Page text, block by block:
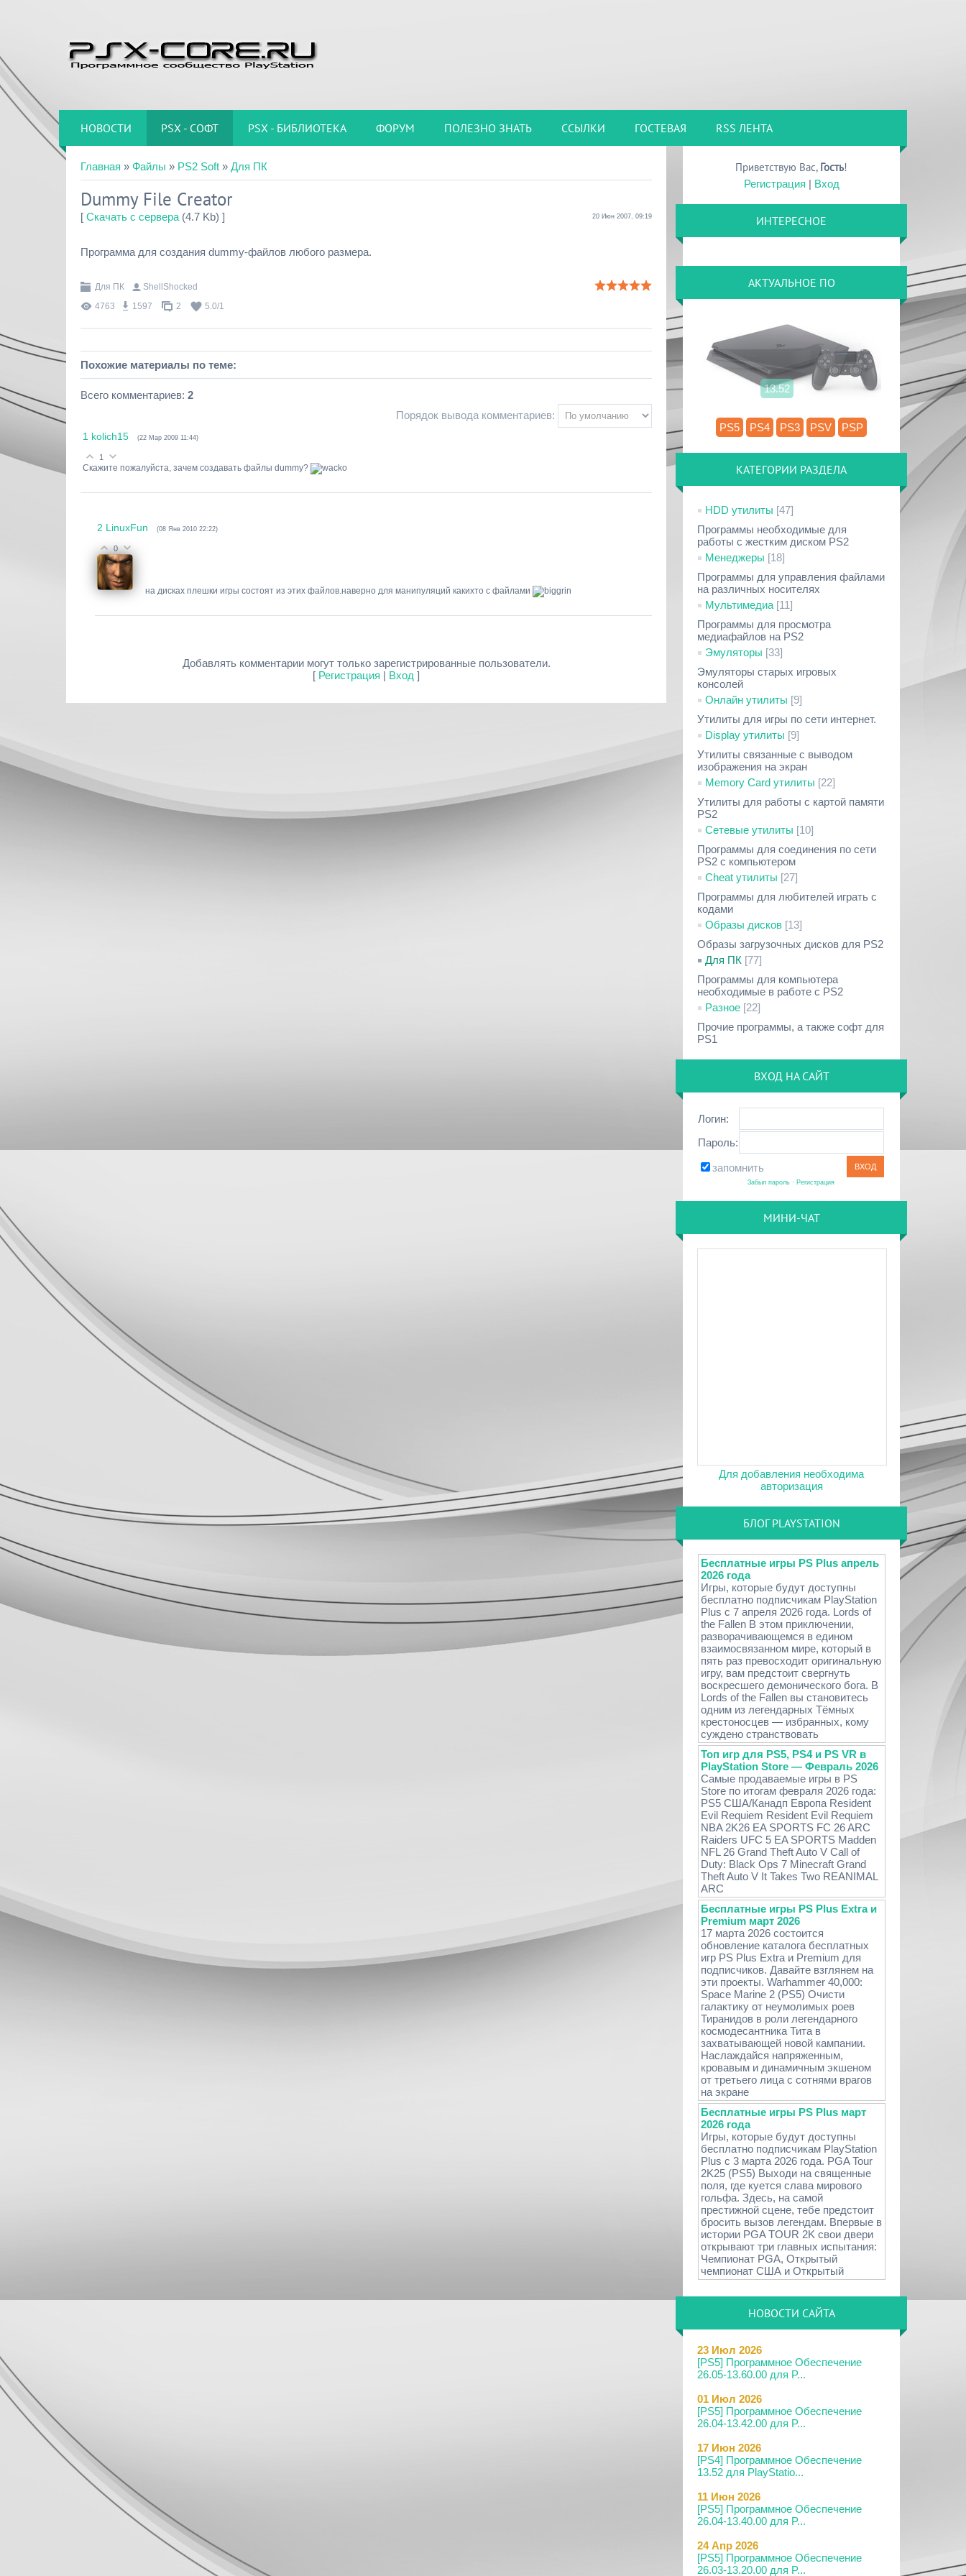
НОВОСТИ PSX - СОФТ PSX - БИБЛИОТЕКА ФОРУМ ПОЛЕЗНО ЗНАТЬ ССЫЛКИ ГОСТЕВАЯ RSS ЛЕНТА
Главная » Файлы » PS2 Soft » Для ПК
Dummy File Creator
[ Скачать с сервера (4.7 Kb) ] 20 Июн 2007, 09:19
Программа для создания dummy-файлов любого размера.
Для ПК
ShellShocked
4763
1597 2 5.0/1
Похожие материалы по теме:
Всего комментариев: 2
Порядок вывода комментариев:
1 kolich15 (22 Мар 2009 11:44)
1
Скажите пожалуйста, зачем создавать файлы dummy?
2 LinuxFun (08 Янв 2010 22:22)
0
на дисках плешки игры состоят из этих файлов.наверно для манипуляций какихто с файлами
Добавлять комментарии могут только зарегистрированные пользователи.
[ Регистрация | Вход ]
Приветствую Вас, Гость!
Регистрация | Вход
ИНТЕРЕСНОЕ
АКТУАЛЬНОЕ ПО
PS5 PS4 PS3 PSV PSP
КАТЕГОРИИ РАЗДЕЛА
HDD утилиты [47]
Программы необходимые для
работы с жестким диском PS2
Менеджеры [18]
Программы для управления файлами
на различных носителях
Мультимедиа [11]
Программы для просмотра
медиафайлов на PS2
Эмуляторы [33]
Эмуляторы старых игровых
консолей
Онлайн утилиты [9]
Утилиты для игры по сети интернет.
Display утилиты [9]
Утилиты связанные с выводом
изображения на экран
Memory Card утилиты [22]
Утилиты для работы с картой памяти
PS2
Сетевые утилиты [10]
Программы для соединения по сети
PS2 с компьютером
Cheat утилиты [27]
Программы для любителей играть с
кодами
Образы дисков [13]
Образы загрузочных дисков для PS2
Для ПК [77]
Программы для компьютера
необходимые в работе с PS2
Разное [22]
Прочие программы, а также софт для
PS1
ВХОД НА САЙТ
Логин:
Пароль:
запомнить
Забыл пароль · Регистрация
МИНИ-ЧАТ
Для добавления необходима
авторизация
БЛОГ PLAYSTATION
Бесплатные игры PS Plus апрель
2026 года
Игры, которые будут доступны
бесплатно подписчикам PlayStation
Plus с 7 апреля 2026 года. Lords of
the Fallen В этом приключении,
разворачивающемся в едином
взаимосвязанном мире, который в
пять раз превосходит оригинальную
игру, вам предстоит свергнуть
воскресшего демонического бога. В
Lords of the Fallen вы становитесь
одним из легендарных Тёмных
крестоносцев — избранных, кому
суждено странствовать
Топ игр для PS5, PS4 и PS VR в
PlayStation Store — Февраль 2026
Самые продаваемые игры в PS
Store по итогам февраля 2026 года:
PS5 США/Канадп Европа Resident
Evil Requiem Resident Evil Requiem
NBA 2K26 EA SPORTS FC 26 ARC
Raiders UFC 5 EA SPORTS Madden
NFL 26 Grand Theft Auto V Call of
Duty: Black Ops 7 Minecraft Grand
Theft Auto V It Takes Two REANIMAL
ARC
Бесплатные игры PS Plus Extra и
Premium март 2026
17 марта 2026 состоится
обновление каталога бесплатных
игр PS Plus Extra и Premium для
подписчиков. Давайте взглянем на
эти проекты. Warhammer 40,000:
Space Marine 2 (PS5) Очисти
галактику от неумолимых роев
Тиранидов в роли легендарного
космодесантника Тита в
захватывающей новой кампании.
Наслаждайся напряженным,
кровавым и динамичным экшеном
от третьего лица с сотнями врагов
на экране
Бесплатные игры PS Plus март
2026 года
Игры, которые будут доступны
бесплатно подписчикам PlayStation
Plus с 3 марта 2026 года. PGA Tour
2K25 (PS5) Выходи на священные
поля, где куется слава мирового
гольфа. Здесь, на самой
престижной сцене, тебе предстоит
бросить вызов легендам. Впервые в
истории PGA TOUR 2K свои двери
открывают три главных испытания:
Чемпионат PGA, Открытый
чемпионат США и Открытый
НОВОСТИ САЙТА
23 Июл 2026
[PS5] Программное Обеспечение
26.05-13.60.00 для P...
01 Июл 2026
[PS5] Программное Обеспечение
26.04-13.42.00 для P...
17 Июн 2026
[PS4] Программное Обеспечение
13.52 для PlayStatio...
11 Июн 2026
[PS5] Программное Обеспечение
26.04-13.40.00 для P...
24 Апр 2026
[PS5] Программное Обеспечение
26.03-13.20.00 для P...